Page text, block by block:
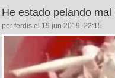
He estado pelando
por ferdis el 19 jun 2019, 22:15